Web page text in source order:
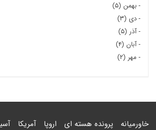
-بهمن (۵)
-دی (۳)
-آذر (۵)
-آبان (۴)
- مهر (۲)
خاورمیانه پرونده هسته ای اروپا آمریکا